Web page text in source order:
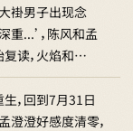
褂男子出现念
重...’，陈风和孟
复读，火焰和…
，回到7月31日
澄澄好感度清零，